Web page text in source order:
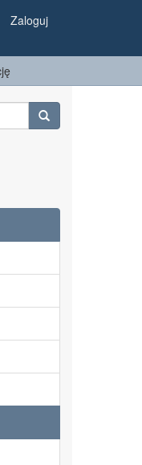
Zaloguj